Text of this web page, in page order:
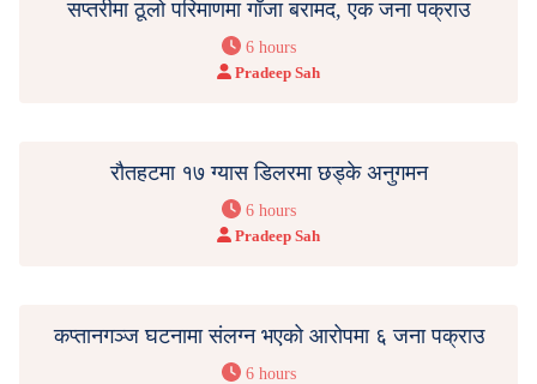
सप्तरीमा ठूलो परिमाणमा गाँजा बरामद, एक जना पक्राउ
6 hours
Pradeep Sah
रौतहटमा १७ ग्यास डिलरमा छड्के अनुगमन
6 hours
Pradeep Sah
कप्तानगञ्ज घटनामा संलग्न भएको आरोपमा ६ जना पक्राउ
6 hours